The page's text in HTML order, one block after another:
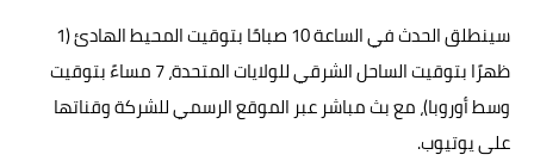
سينطلق الحدث في الساعة 10 صباحًا بتوقيت المحيط الهادئ (1
ظهرًا بتوقيت الساحل الشرقي للولايات المتحدة، 7 مساءً بتوقيت
وسط أوروبا)، مع بث مباشر عبر الموقع الرسمي للشركة وقناتها
على يوتيوب.